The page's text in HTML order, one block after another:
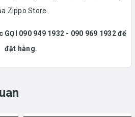
Zippo Store.
GỌI 090 949 1932 - 090 969 1932 để
đặt hàng.